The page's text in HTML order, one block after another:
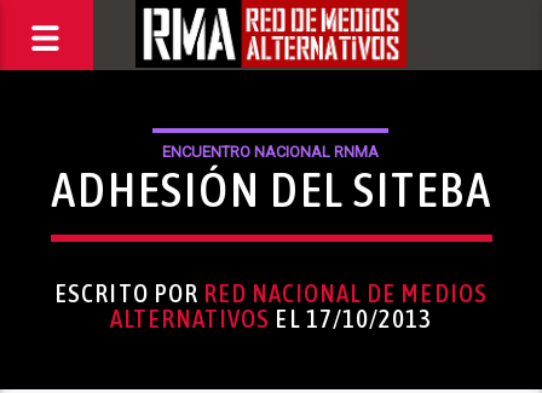
ENCUENTRO NACIONAL RNMA
ADHESIÓN DEL SITEBA
ESCRITO POR RED NACIONAL DE MEDIOS
ALTERNATIVOS EL 17/10/2013